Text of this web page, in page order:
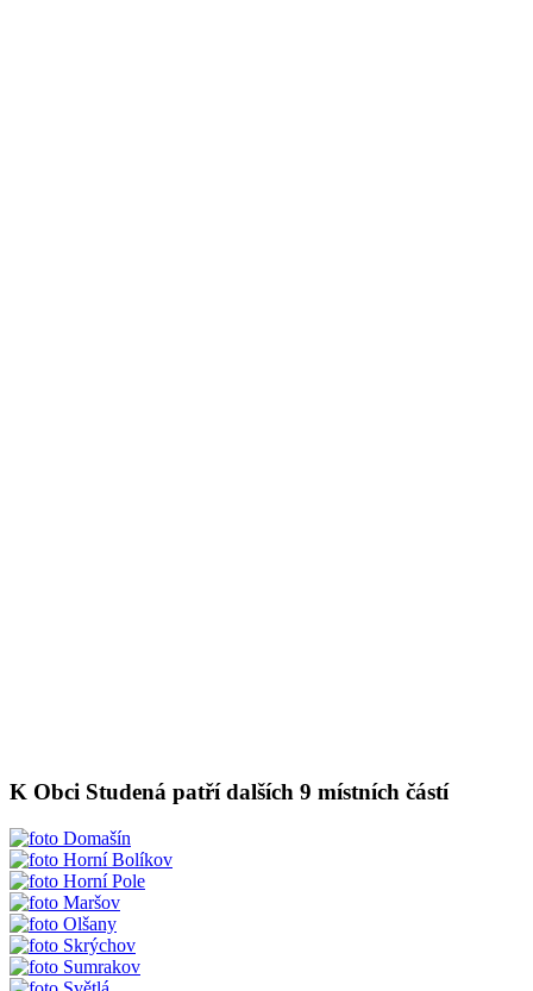
K Obci Studená patří dalších 9 místních částí
Domašín
Horní Bolíkov
Horní Pole
Maršov
Olšany
Skrýchov
Sumrakov